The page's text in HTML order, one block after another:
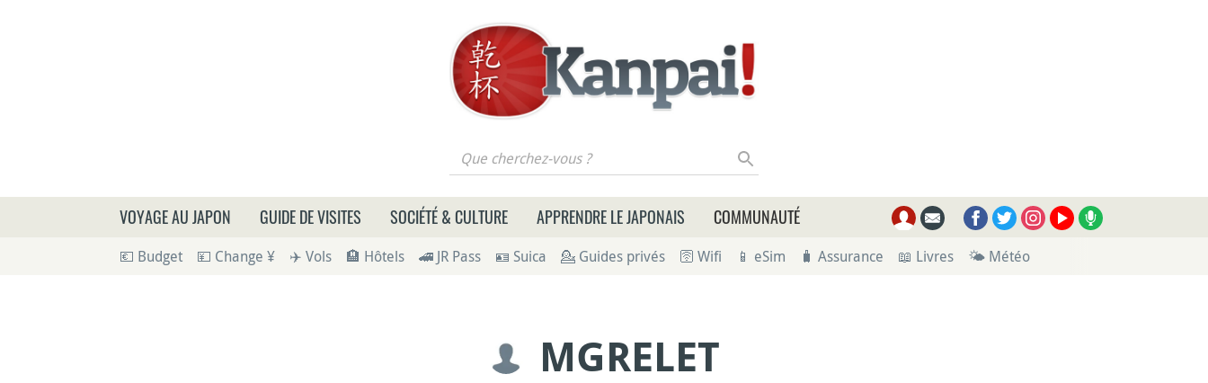
Que cherchez-vous ?
VOYAGE AU JAPON GUIDE DE VISITES SOCIÉTÉ & CULTURE APPRENDRE LE JAPONAIS COMMUNAUTÉ
💶 Budget 💴 Change ¥ ✈️ Vols 🏨 Hôtels 🚄 JR Pass 🪪 Suica 💁 Guides privés 🛜 Wifi 📱 eSim 🧳 Assurance 📖 Livres 🌤 Météo
MGRELET